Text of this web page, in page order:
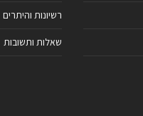
רשיונות והיתרים
שאלות ותשובות